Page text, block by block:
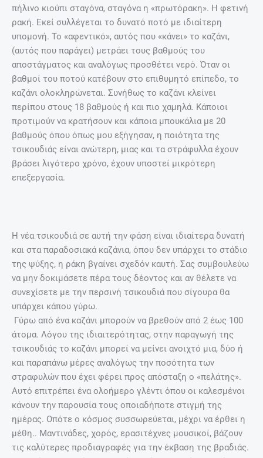
πήλινο κιούπι σταγόνα, σταγόνα η «πρωτόρακη». Η φετινή
ρακή. Εκεί συλλέγεται το δυνατό ποτό με ιδιαίτερη
υπομονή. Το «αφεντικό», αυτός που «κάνει» το καζάνι,
(αυτός που παράγει) μετράει τους βαθμούς του
αποστάγματος και αναλόγως προσθέτει νερό. Όταν οι
βαθμοί του ποτού κατέβουν στο επιθυμητό επίπεδο, το
καζάνι ολοκληρώνεται. Συνήθως το καζάνι κλείνει
περίπου στους 18 βαθμούς ή και πιο χαμηλά. Κάποιοι
προτιμούν να κρατήσουν και κάποια μπουκάλια με 20
βαθμούς όπου όπως μου εξήγησαν, η ποιότητα της
τσικουδιάς είναι ανώτερη, μιας και τα στράφυλλα έχουν
βράσει λιγότερο χρόνο, έχουν υποστεί μικρότερη
επεξεργασία.
Η νέα τσικουδιά σε αυτή την φάση είναι ιδιαίτερα δυνατή
και στα παραδοσιακά καζάνια, όπου δεν υπάρχει το στάδιο
της ψύξης, η ράκη βγαίνει σχεδόν καυτή. Σας συμβουλεύω
να μην δοκιμάσετε πέρα τους δέοντος και αν θέλετε να
συνεχίσετε με την περσινή τσικουδιά που σίγουρα θα
υπάρχει κάπου γύρω.
Γύρω από ένα καζάνι μπορούν να βρεθούν από 2 έως 100
άτομα. Λόγου της ιδιαιτερότητας, στην παραγωγή της
τσικουδιάς το καζάνι μπορεί να μείνει ανοιχτό μια, δύο ή
και παραπάνω μέρες αναλόγως την ποσότητα των
στραφυλών που έχει φέρει προς απόσταξη ο «πελάτης».
Αυτό επιτρέπει ένα ολοήμερο γλέντι όπου οι καλεσμένοι
κάνουν την παρουσία τους οποιαδήποτε στιγμή της
ημέρας. Οπότε ο κόσμος συσσωρεύεται, μέχρι να έρθει η
μέθη.. Μαντινάδες, χορός, ερασιτέχνες μουσικοί, βάζουν
τις καλύτερες προδιαγραφές για την έκβαση της βραδιάς.